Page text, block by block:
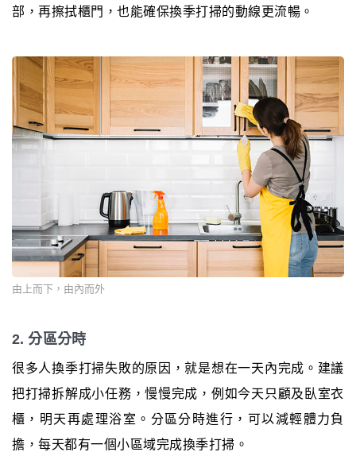
部，再擦拭櫃門，也能確保換季打掃的動線更流暢。
由上而下，由內而外
2. 分區分時
很多人換季打掃失敗的原因，就是想在一天內完成。建議
把打掃拆解成小任務，慢慢完成，例如今天只顧及臥室衣
櫃，明天再處理浴室。分區分時進行，可以減輕體力負
擔，每天都有一個小區域完成換季打掃。